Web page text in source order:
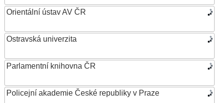
Orientální ústav AV ČR
Ostravská univerzita
Parlamentní knihovna ČR
Policejní akademie České republiky v Praze